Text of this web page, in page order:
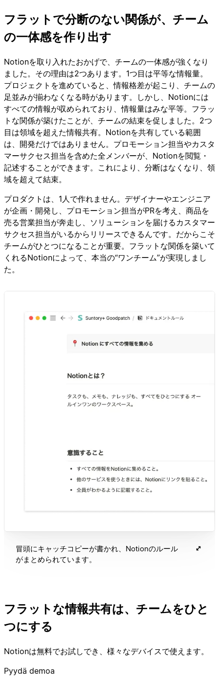
フラットで分断のない関係が、チーム
の一体感を作り出す
Notionを取り入れたおかげで、チームの一体感が強くなり
ました。その理由は2つあります。1つ目は平等な情報量。
プロジェクトを進めていると、情報格差が起こり、チームの
足並みが揃わなくなる時があります。しかし、Notionには
すべての情報が収められており、情報量はみな平等。フラッ
トな関係が築けたことが、チームの結束を促しました。2つ
目は領域を超えた情報共有。Notionを共有している範囲
は、開発だけではありません。プロモーション担当やカスタ
マーサクセス担当を含めた全メンバーが、Notionを閲覧・
記述することができます。これにより、分断はなくなり、領
域を超えて結束。
プロダクトは、1人で作れません。デザイナーやエンジニア
が企画・開発し、プロモーション担当がPRを考え、商品を
売る営業担当が奔走し、ソリューションを届けるカスタマー
サクセス担当がいるからリリースできるんです。だからこそ
チームがひとつになることが重要。フラットな関係を築いて
くれるNotionによって、本当の“ワンチーム”が実現しまし
た。
冒頭にキャッチコピーが書かれ、Notionのルール
がまとめられています。
フラットな情報共有は、チームをひと
つにする
Notionは無料でお試しでき、様々なデバイスで使えます。
Pyydä demoa